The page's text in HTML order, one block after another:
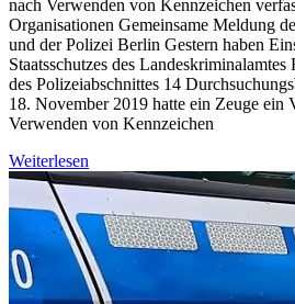
nach Verwenden von Kennzeichen
Organisationen Gemeinsame Meldung
und der Polizei Berlin Gestern haben
Staatsschutzes des
des Polizeiabschnittes 14
18. November 2019 hatte ein Zeuge ein
Verwenden von Kennzeichen
Weiterlesen